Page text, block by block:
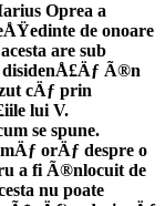
Oprea a
de onoare
are sub
disidenÅ£Äƒ Ã®n
cÄƒ prin
lui V.
se spune.
orÄƒ despre o
a fi Ã®nlocuit de
nu poate